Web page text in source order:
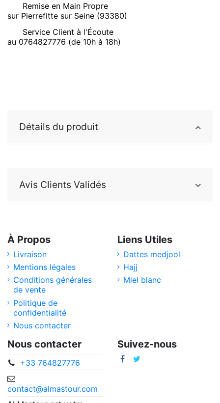
Remise en Main Propre
sur Pierrefitte sur Seine (93380)
Service Client à l'Écoute
au 0764827776 (de 10h à 18h)
Détails du produit
Avis Clients Validés
À Propos
Livraison
Mentions légales
Conditions générales
de vente
Politique de
confidentialité
Nous contacter
Liens Utiles
Dattes medjool
Hajj
Miel blanc
Nous contacter
+33 764827776
contact@almastour.com
Suivez-nous